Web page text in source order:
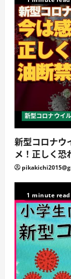
新型コロナウイ
新型コロナ
メ！正しく恐
1 minute read